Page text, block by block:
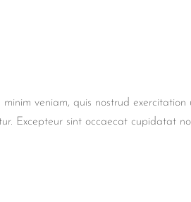
veniam, quis nostrud exercitation
Excepteur sint occaecat cupidatat